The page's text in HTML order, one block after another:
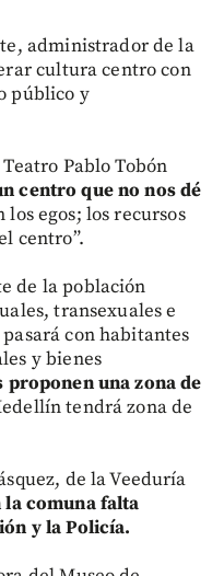
administrador de la
cultura centro con
público y
Pablo Tobón
centro que no nos dé
egos; los recursos
centro”.
de la población
transexuales e
con habitantes
y bienes
proponen una zona de
tendrá zona de
de la Veeduría
la comuna falta
y la Policía.